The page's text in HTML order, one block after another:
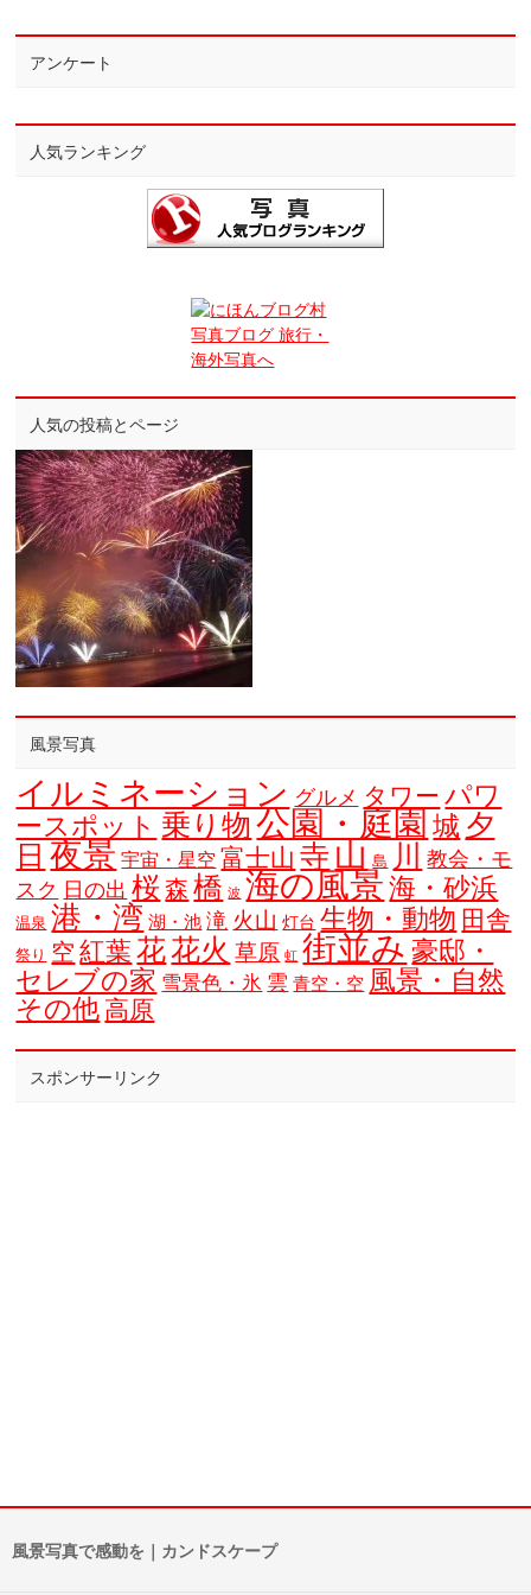
アンケート
人気ランキング
人気の投稿とページ
風景写真
イルミネーション グルメ タワー パワ
ースポット 乗り物 公園・庭園 城 夕
日 夜景 宇宙・星空 富士山 寺 山 島 川
教会・モ
スク 日の出 桜 森 橋 波 海の風景 海・砂浜
温泉 港・湾 湖・池 滝 火山 灯台 生物・動物 田舎
祭り 空 紅葉 花花火 草原 虹 街並み 豪邸・
セレブの家 雪景色・氷 雲 青空・空 風景・自然
その他 高原
スポンサーリンク
風景写真で感動を｜カンドスケープ